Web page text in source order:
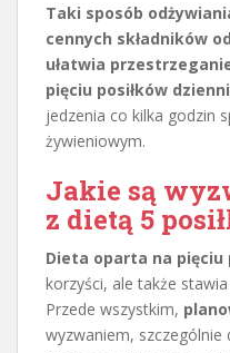
Taki sposób
cennych składników
ułatwia
pięciu posiłków
jedzenia co kilka godzin
żywieniowym.
Jakie są
z dietą 5
Dieta oparta na pięciu
korzyści, ale także
Przede wszystkim,
wyzwaniem, szczególnie